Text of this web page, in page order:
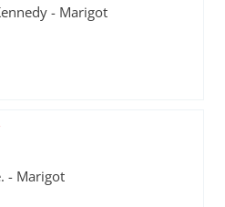
- Marigot
- Marigot